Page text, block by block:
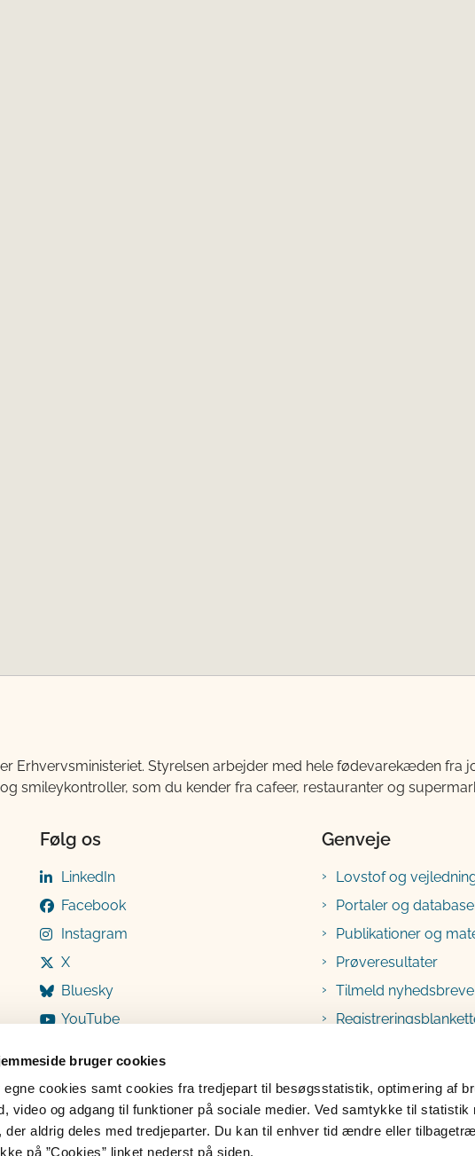
bruger cookies
egne cookies samt cookies fra tredjepart til besøgsstatistik, optimering af
video og adgang til funktioner på sociale medier. Ved samtykke til statistik
der aldrig deles med tredjeparter. Du kan til enhver tid ændre eller
på ”Cookies” linket nederst på siden.
Erhvervsministeriet. Styrelsen arbejder med hele fødevarekæden fra
smileykontroller, som du kender fra cafeer, restauranter og
Følg os
LinkedIn
Facebook
Instagram
X
Bluesky
YouTube
Genveje
Lovstof og
Portaler og
Publikationer og
Prøveresultater
Tilmeld nyhedsbreve